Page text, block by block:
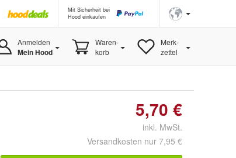
Mit Sicherheit bei
Hood einkaufen
Anmelden
Mein Hood
Waren-
korb
Merk-
zettel
5,70 €
inkl. MwSt.
Versandkosten nur 7,95 €